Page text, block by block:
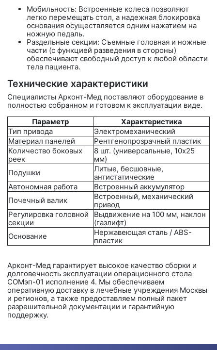
Мобильность: Встроенные колеса позволяют
легко перемещать стол, а надежная блокировка
основания осуществляется одним нажатием на
ножную педаль.
Раздельные секции: Съемные головная и ножные
части (с функцией разведения в стороны)
обеспечивают свободный доступ к любой области
тела пациента.
Технические характеристики
Специалисты Арконт-Мед поставляют оборудование в
полностью собранном и готовом к эксплуатации виде.
Параметр
Характеристика
Тип привода
Электромеханический
Материал панелей
Рентгенопрозрачный пластик
Количество боковых
реек
8 шт. (универсальные, 10х25
мм)
Подушки
Литые, бесшовные,
антистатические
Автономная работа
Встроенный аккумулятор
Почечный валик
Встроенный, механический
привод
Регулировка головной
секции
Выдвижение на 100 мм, наклон
(газлифт)
Основание
Нержавеющая сталь / ABS-
пластик
Арконт-Мед гарантирует высокое качество сборки и
долговечность эксплуатации операционного стола
СОМэп-01 исполнение 4. Мы обеспечиваем
оперативную доставку в лечебные учреждения Москвы
и регионов, а также предоставляем полный пакет
разрешительной документации и гарантийную
поддержку.